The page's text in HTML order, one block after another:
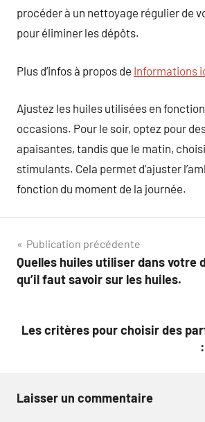
procéder à un nettoyage régulier de
pour éliminer les dépôts.
Plus d’infos à propos de Informations
Ajustez les huiles utilisées en
occasions. Pour le soir, optez pour
apaisantes, tandis que le matin,
stimulants. Cela permet d’ajuster
fonction du moment de la journée.
Navigation
de
Publication précédente
Quelles huiles utiliser dans votre
qu’il faut savoir sur les huiles.
Les critères pour choisir des
Laisser un commentaire